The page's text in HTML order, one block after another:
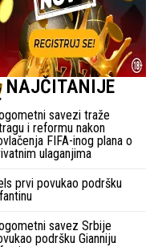
NAJČITANIJE
savezi traže
i reformu nakon
FIFA-inog plana o
ulaganjima
prvi povukao podršku
savez Srbije
podršku Gianniju